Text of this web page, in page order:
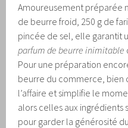
Amoureusement préparée
de beurre froid, 250 g de
pincée de sel, elle garantit
parfum de beurre inimitable
Pour une préparation
beurre du commerce, bien
l’affaire et simplifie le
alors celles aux ingrédients
pour garder la générosité